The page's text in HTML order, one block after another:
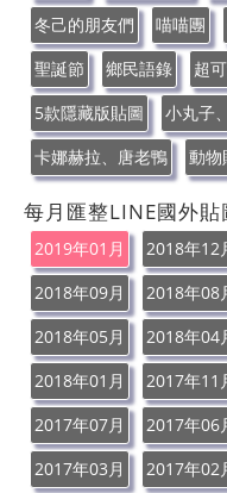
冬己的朋友們
喵喵團
聖誕節
鄉民語錄 超
5款隱藏版貼圖
小丸子
卡娜赫拉、唐老鴨
動物
每月匯整LINE國外貼
2019年01月 2018年12
2018年09月
2018年08
2018年05月
2018年04
2018年01月
2017年11
2017年07月
2017年06
2017年03月
2017年02